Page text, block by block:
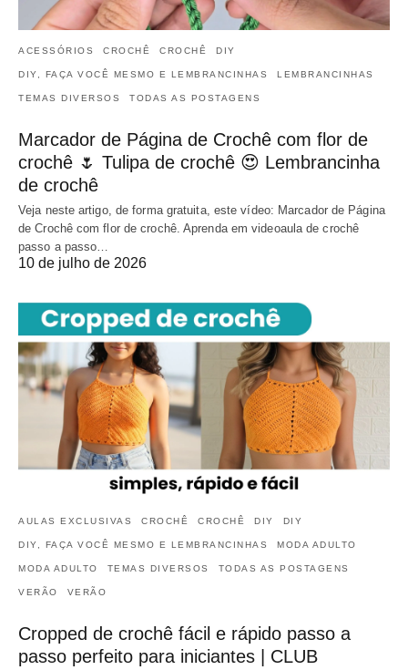
ACESSÓRIOS CROCHÊ CROCHÊ DIY
DIY, FAÇA VOCÊ MESMO E LEMBRANCINHAS LEMBRANCINHAS
TEMAS DIVERSOS TODAS AS POSTAGENS
Marcador de Página de Crochê com flor de
crochê 🌷 Tulipa de crochê 😍 Lembrancinha
de crochê
Veja neste artigo, de forma gratuita, este vídeo: Marcador de Página
de Crochê com flor de crochê. Aprenda em videoaula de crochê
passo a passo…
10 de julho de 2026
AULAS EXCLUSIVAS CROCHÊ CROCHÊ DIY DIY
DIY, FAÇA VOCÊ MESMO E LEMBRANCINHAS MODA ADULTO
MODA ADULTO TEMAS DIVERSOS TODAS AS POSTAGENS
VERÃO VERÃO
Cropped de crochê fácil e rápido passo a
passo perfeito para iniciantes | CLUB